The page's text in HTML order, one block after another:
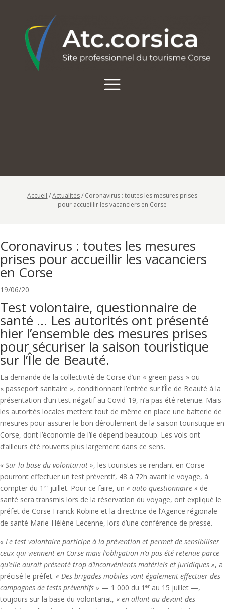
Accueil /Actualités/ Coronavirus : toutes les mesures prises
pour accueillir les vacanciers en Corse
Coronavirus : toutes les mesures
prises pour accueillir les vacanciers
en Corse
19/06/20
Test volontaire, questionnaire de
santé … Les autorités ont présenté
hier l’ensemble des mesures prises
pour sécuriser la saison touristique
sur l’Île de Beauté.
La demande de la collectivité de Corse d’un « green pass » ou
« passeport sanitaire », conditionnant l’entrée sur l’Île de Beauté à la
présentation d’un test négatif au Covid-19, n’a pas été retenue. Mais
les autorités locales mettent tout de même en place une batterie de
mesures pour assurer le bon déroulement de la saison touristique en
Corse, dont l’économie de l’île dépend beaucoup. Les vols ont
d’ailleurs été rouverts plus largement dans ce sens.
« Sur la base du volontariat », les touristes se rendant en Corse
pourront effectuer un test préventif, 48 à 72h avant le voyage, à
compter du 1 er juillet. Pour ce faire, un « auto questionnaire » de
santé sera transmis lors de la réservation du voyage, ont expliqué le
préfet de Corse Franck Robine et la directrice de l’Agence régionale
de santé Marie-Hélène Lecenne, lors d’une conférence de presse.
« Le test volontaire participe à la prévention et permet de sensibiliser
ceux qui viennent en Corse mais l’obligation n’a pas été retenue parce
qu’elle aurait présenté trop d’inconvénients matériels et juridiques », a
précisé le préfet. « Des brigades mobiles vont également effectuer des
campagnes de tests préventifs » — 1 000 du 1 er au 15 juillet —,
toujours sur la base du volontariat, « en allant au devant des